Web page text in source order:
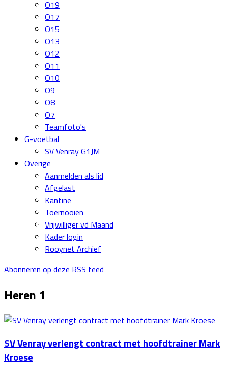
O19
O17
O15
O13
O12
O11
O10
O9
O8
O7
Teamfoto's
G-voetbal
SV Venray G1JM
Overige
Aanmelden als lid
Afgelast
Kantine
Toernooien
Vrijwilliger vd Maand
Kader login
Rooynet Archief
Abonneren op deze RSS feed
Heren 1
SV Venray verlengt contract met hoofdtrainer Mark
Kroese